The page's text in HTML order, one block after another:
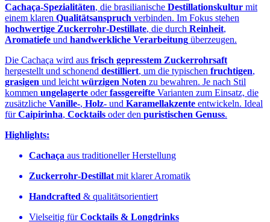
Cachaça‑Spezialitäten, die brasilianische Destillationskultur mit
einem klaren Qualitätsanspruch verbinden. Im Fokus stehen
hochwertige Zuckerrohr‑Destillate, die durch Reinheit,
Aromatiefe und handwerkliche Verarbeitung überzeugen.
Die Cachaça wird aus frisch gepresstem Zuckerrohrsaft
hergestellt und schonend destilliert, um die typischen fruchtigen,
grasigen und leicht würzigen Noten zu bewahren. Je nach Stil
kommen ungelagerte oderfassgereifte Varianten zum Einsatz, die
zusätzliche Vanille‑, Holz‑ und Karamellakzente entwickeln. Ideal
fürCaipirinha, Cocktails oder den puristischen Genuss.
Highlights:
Cachaça aus traditioneller Herstellung
Zuckerrohr‑Destillat mit klarer Aromatik
Handcrafted & qualitätsorientiert
Vielseitig fürCocktails & Longdrinks